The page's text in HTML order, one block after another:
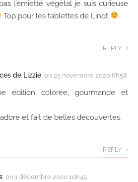
l'émietté végétal je suis curieuse
Top pour les tablettes de Lindt
REPLY
de Lizzie on 25 novembre 2020 6h58
édition colorée, gourmande et
et fait de belles découvertes.
REPLY
on 1 décembre 2020 10h45